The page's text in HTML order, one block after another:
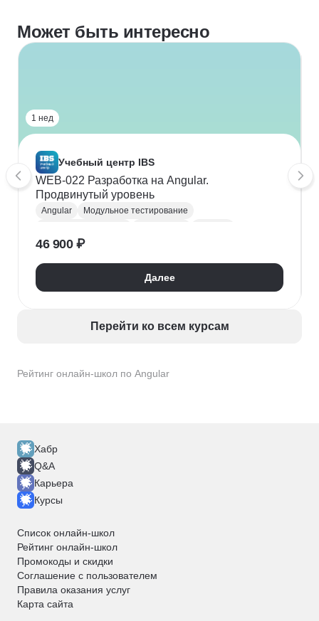
Рейтинг онлайн-школ по Angular
Может быть интересно
1 нед
Учебный центр IBS
WEB-022 Разработка на Angular.
Продвинутый уровень
Angular
Модульное тестирование
Jest
Mocha
46 900 ₽
Далее
Перейти ко всем курсам
Хабр
Q&A
Карьера
Курсы
Список онлайн-школ
Рейтинг онлайн-школ
Промокоды и скидки
Соглашение с пользователем
Правила оказания услуг
Карта сайта